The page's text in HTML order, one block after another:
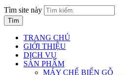
Tìm site này
TRANG CHỦ
GIỚI THIỆU
DỊCH VỤ
SẢN PHẨM
MÁY CHẾ BIẾN GỖ